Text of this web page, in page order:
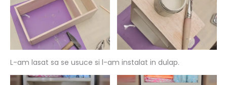
L-am lasat sa se usuce si l-am instalat in dulap.